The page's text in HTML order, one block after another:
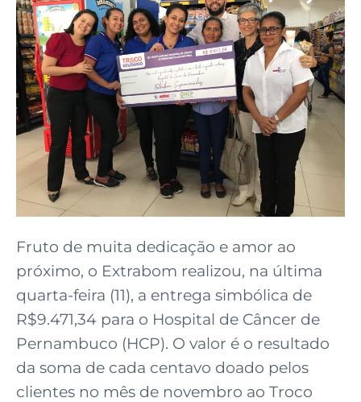
Fruto de muita dedicação e amor ao
próximo, o Extrabom realizou, na última
quarta-feira (11), a entrega simbólica de
R$9.471,34 para o Hospital de Câncer de
Pernambuco (HCP). O valor é o resultado
da soma de cada centavo doado pelos
clientes no mês de novembro ao Troco